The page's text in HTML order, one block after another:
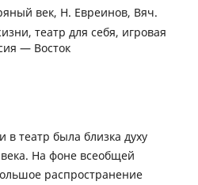
век, Н. Евреинов, Вяч.
театр для себя, игровая
— Восток
театр была близка духу
На фоне всеобщей
распространение